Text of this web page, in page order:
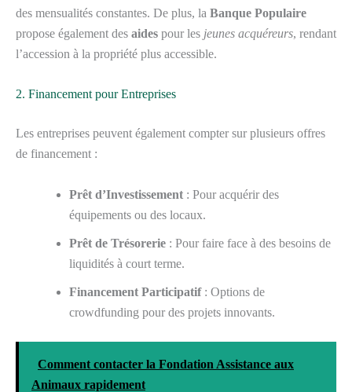
des mensualités constantes. De plus, la Banque Populaire
propose également des aides pour les jeunes acquéreurs, rendant
l’accession à la propriété plus accessible.
2. Financement pour Entreprises
Les entreprises peuvent également compter sur plusieurs offres
de financement :
Prêt d’Investissement : Pour acquérir des
équipements ou des locaux.
Prêt de Trésorerie : Pour faire face à des besoins de
liquidités à court terme.
Financement Participatif: Options de
crowdfunding pour des projets innovants.
Comment contacter la Fondation Assistance aux
Animaux rapidement